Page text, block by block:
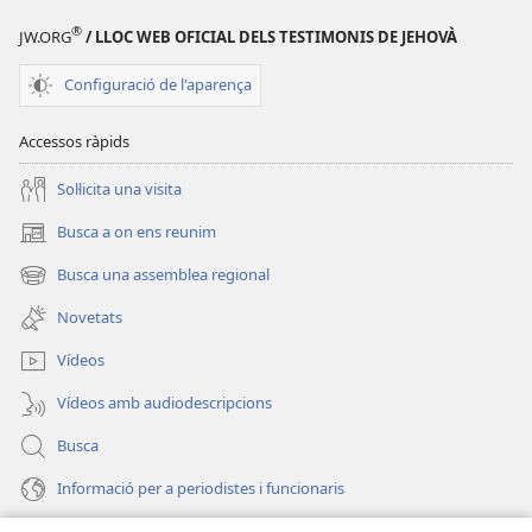
dia
JW.ORG® / LLOC WEB OFICIAL DELS TESTIMONIS DE JEHOVÀ
Configuració de l'aparença
Accessos ràpids
Soŀlicita una visita
Busca a on ens reunim
(obri
en
una
finestra
nova)
Busca una assemblea regional
(obri
en
una
finestra
nova)
Novetats
Vídeos
Vídeos amb audiodescripcions
Busca
Informació per a periodistes i funcionaris